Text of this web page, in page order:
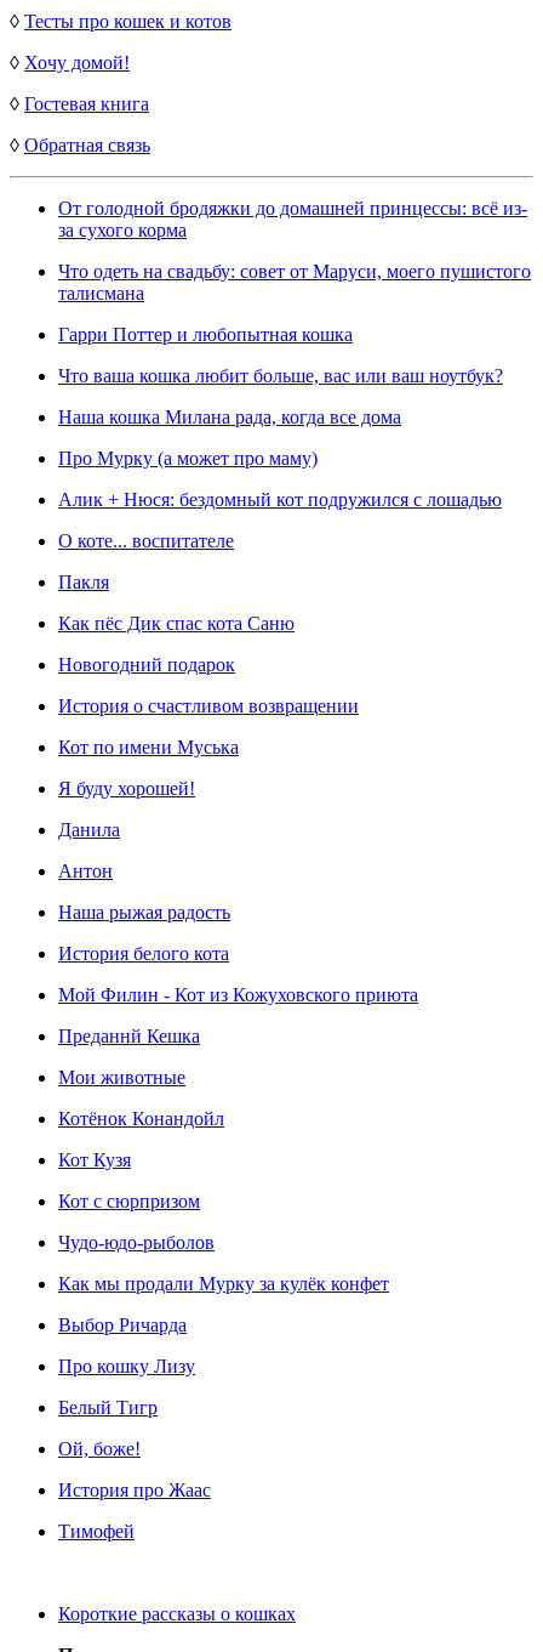
◊ Тесты про кошек и котов
◊ Хочу домой!
◊ Гостевая книга
◊ Обратная связь
От голодной бродяжки до домашней принцессы: всё из-
за сухого корма
Что одеть на свадьбу: совет от Маруси, моего пушистого
талисмана
Гарри Поттер и любопытная кошка
Что ваша кошка любит больше, вас или ваш ноутбук?
Наша кошка Милана рада, когда все дома
Про Мурку (а может про маму)
Алик + Нюся: бездомный кот подружился с лошадью
О коте... воспитателе
Пакля
Как пёс Дик спас кота Саню
Новогодний подарок
История о счастливом возвращении
Кот по имени Муська
Я буду хорошей!
Данила
Антон
Наша рыжая радость
История белого кота
Мой Филин - Кот из Кожуховского приюта
Преданнй Кешка
Мои животные
Котёнок Конандойл
Кот Кузя
Кот с сюрпризом
Чудо-юдо-рыболов
Как мы продали Мурку за кулёк конфет
Выбор Ричарда
Про кошку Лизу
Белый Тигр
Ой, боже!
История про Жаас
Тимофей
Короткие рассказы о кошках